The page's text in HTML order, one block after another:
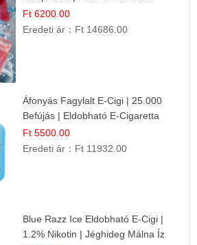
Élmény!
Ft 6200.00
Eredeti ár： Ft 14686.00
Áfonyás Fagylalt E-Cigi | 25.000
Befújás | Eldobható E-Cigaretta
Ft 5500.00
Eredeti ár： Ft 11932.00
Blue Razz Ice Eldobható E-Cigi |
1.2% Nikotin | Jéghideg Málna Íz